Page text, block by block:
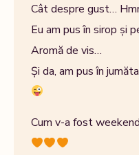
Cât despre gust…
Eu am pus în sirop și
Aromă de vis…
Și da, am pus în
Cum v-a fost